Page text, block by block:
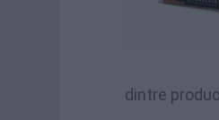
dintre